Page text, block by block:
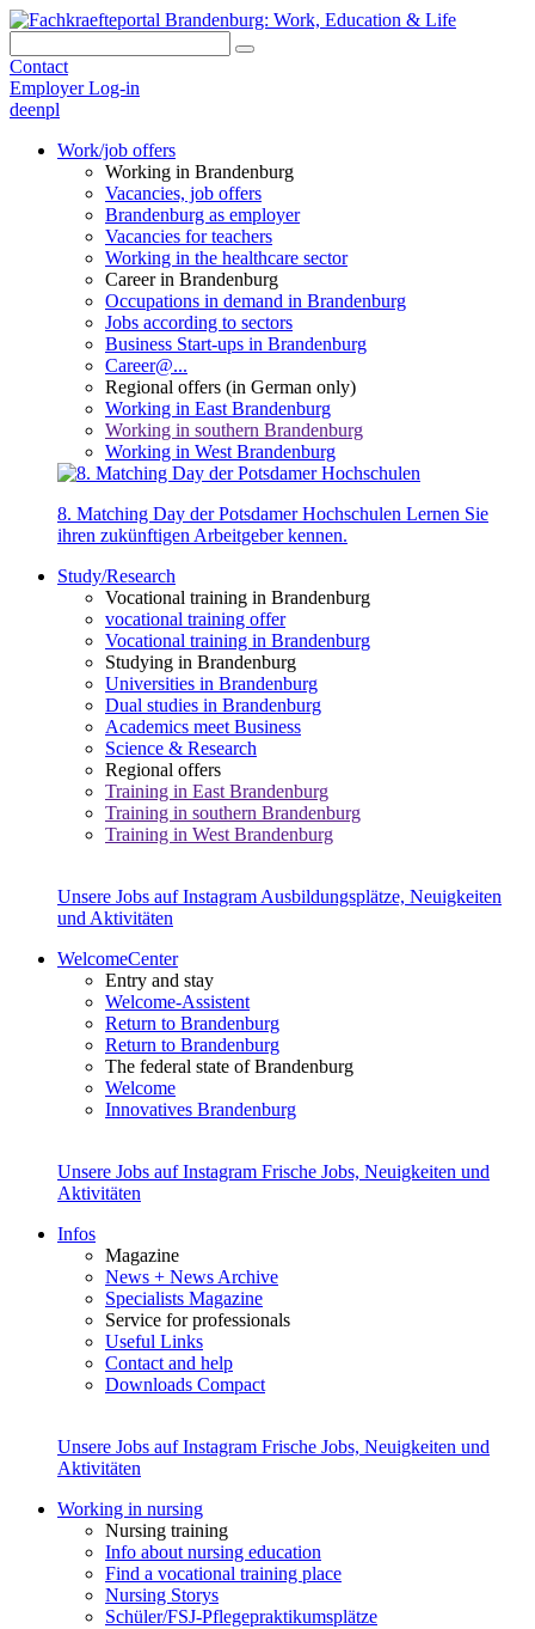
Contact
Employer Log-in
deenpl
Work/job offers
Working in Brandenburg
Vacancies, job offers
Brandenburg as employer
Vacancies for teachers
Working in the healthcare sector
Career in Brandenburg
Occupations in demand in Brandenburg
Jobs according to sectors
Business Start-ups in Brandenburg
Career@...
Regional offers (in German only)
Working in East Brandenburg
Working in southern Brandenburg
Working in West Brandenburg
8. Matching Day der Potsdamer Hochschulen Lernen Sie
ihren zukünftigen Arbeitgeber kennen.
Study/Research
Vocational training in Brandenburg
vocational training offer
Vocational training in Brandenburg
Studying in Brandenburg
Universities in Brandenburg
Dual studies in Brandenburg
Academics meet Business
Science & Research
Regional offers
Training in East Brandenburg
Training in southern Brandenburg
Training in West Brandenburg
Unsere Jobs auf Instagram Ausbildungsplätze, Neuigkeiten
und Aktivitäten
WelcomeCenter
Entry and stay
Welcome-Assistent
Return to Brandenburg
Return to Brandenburg
The federal state of Brandenburg
Welcome
Innovatives Brandenburg
Unsere Jobs auf Instagram Frische Jobs, Neuigkeiten und
Aktivitäten
Infos
Magazine
News + News Archive
Specialists Magazine
Service for professionals
Useful Links
Contact and help
Downloads Compact
Unsere Jobs auf Instagram Frische Jobs, Neuigkeiten und
Aktivitäten
Working in nursing
Nursing training
Info about nursing education
Find a vocational training place
Nursing Storys
Schüler/FSJ-Pflegepraktikumsplätze